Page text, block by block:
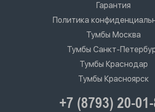
Гарантия
Политика
Тумбы Москва
Тумбы Санкт-
Тумбы Краснодар
Тумбы Красноярск
+7 (8793) 20-